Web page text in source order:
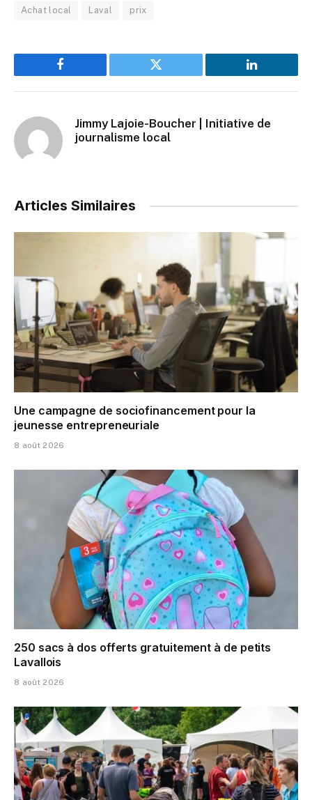
Achat local Laval prix
Facebook Twitter LinkedIn
Jimmy Lajoie-Boucher | Initiative de
journalisme local
Articles Similaires
Une campagne de sociofinancement pour la
jeunesse entrepreneuriale
8 août 2026
250 sacs à dos offerts gratuitement à de petits
Lavallois
8 août 2026